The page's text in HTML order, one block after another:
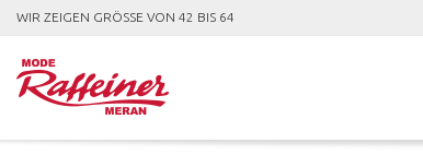
WIR ZEIGEN GRÖSSE VON 42 BIS 64